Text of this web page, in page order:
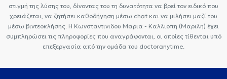
στιγμή της λύσης του, δίνοντας του τη δυνατότητα να βρεί τον ειδικό που
χρειάζεται, να ζητήσει καθοδήγηση μέσω chat και να μιλήσει μαζί του
μέσω βιντεοκλήσης. Η Κωνσταντινιδου Μαρια - Καλλιοπη (Μαριλη) έχει
συμπληρώσει τις πληροφορίες που αναγράφονται, οι οποίες τίθενται υπό
επεξεργασία από την ομάδα του doctoranytime.